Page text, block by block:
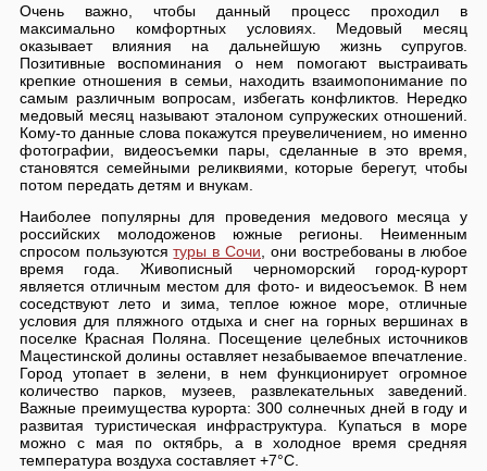
Очень важно, чтобы данный процесс проходил в
максимально комфортных условиях. Медовый месяц
оказывает влияния на дальнейшую жизнь супругов.
Позитивные воспоминания о нем помогают выстраивать
крепкие отношения в семьи, находить взаимопонимание по
самым различным вопросам, избегать конфликтов. Нередко
медовый месяц называют эталоном супружеских отношений.
Кому-то данные слова покажутся преувеличением, но именно
фотографии, видеосъемки пары, сделанные в это время,
становятся семейными реликвиями, которые берегут, чтобы
потом передать детям и внукам.
Наиболее популярны для проведения медового месяца у
российских молодоженов южные регионы. Неименным
спросом пользуютсятуры в Сочи, они востребованы в любое
время года. Живописный черноморский город-курорт
является отличным местом для фото- и видеосъемок. В нем
соседствуют лето и зима, теплое южное море, отличные
условия для пляжного отдыха и снег на горных вершинах в
поселке Красная Поляна. Посещение целебных источников
Мацестинской долины оставляет незабываемое впечатление.
Город утопает в зелени, в нем функционирует огромное
количество парков, музеев, развлекательных заведений.
Важные преимущества курорта: 300 солнечных дней в году и
развитая туристическая инфраструктура. Купаться в море
можно с мая по октябрь, а в холодное время средняя
температура воздуха составляет +7°С.